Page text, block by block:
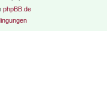
phpBB.de